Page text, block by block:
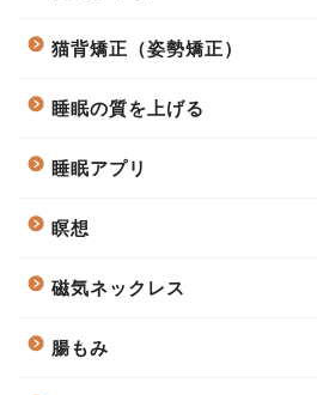
猫背矯正（姿勢矯正）
睡眠の質を上げる
睡眠アプリ
瞑想
磁気ネックレス
腸もみ